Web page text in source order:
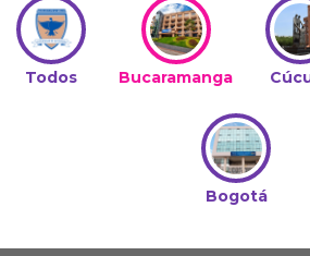
Todos Bucaramanga
Bogotá